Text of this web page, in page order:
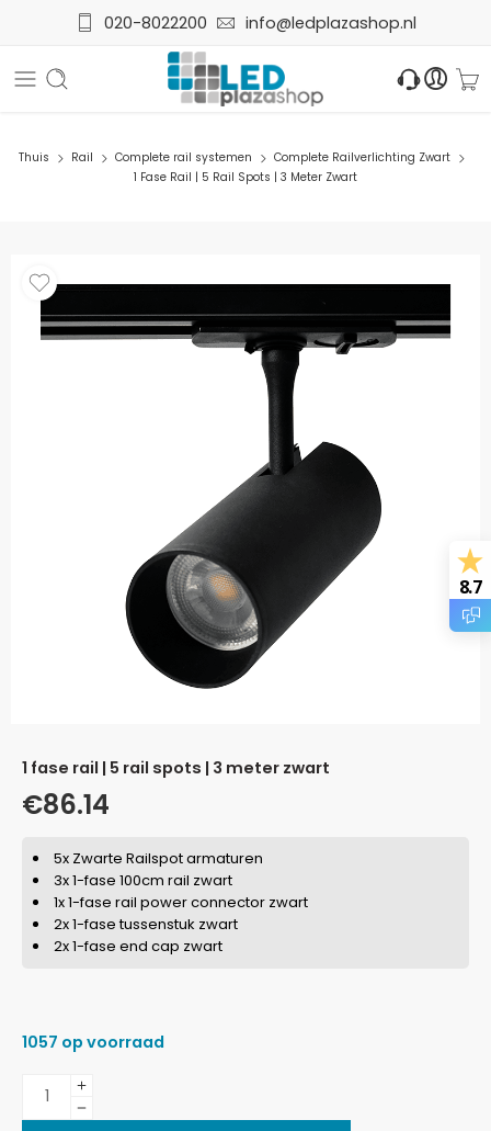
020-8022200 info@ledplazashop.nl
Thuis Rail Complete rail systemen
Complete Railverlichting Zwart
1 Fase Rail | 5 Rail Spots | 3 Meter Zwart
1 fase rail | 5 rail spots | 3 meter zwart
€86.14
5x Zwarte Railspot armaturen
3x 1-fase 100cm rail zwart
1x 1-fase rail power connector zwart
2x 1-fase tussenstuk zwart
2x 1-fase end cap zwart
1057 op voorraad
8.7